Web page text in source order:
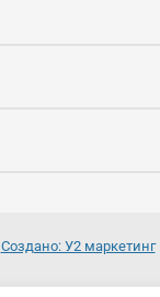
Создано: У2 маркетинг